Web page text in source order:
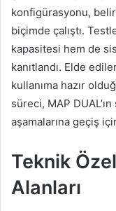
konfigürasyonu,
biçimde çalıştı.
kapasitesi hem de
kanıtlandı. Elde
kullanıma hazır
süreci, MAP
aşamalarına geçiş
Teknik
Alanları